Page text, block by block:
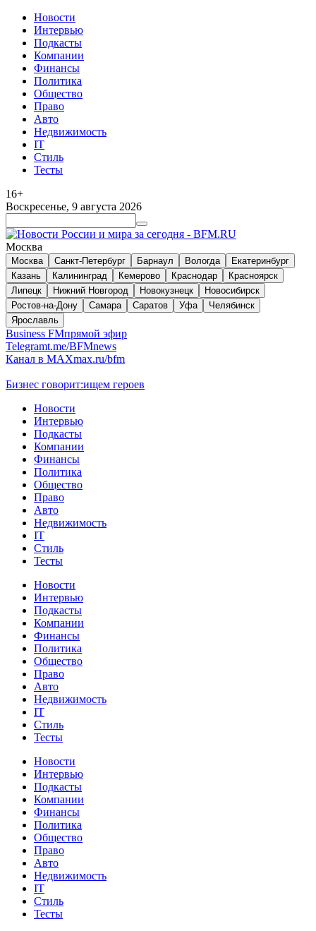
Новости
Интервью
Подкасты
Компании
Финансы
Политика
Общество
Право
Авто
Недвижимость
IT
Стиль
Тесты
16+
Воскресенье, 9 августа 2026
Москва
Москва Санкт-Петербург Барнаул Вологда
Екатеринбург
Казань
Калининград Кемерово Краснодар
Красноярск
Липецк
Нижний Новгород Новокузнецк
Новосибирск
Ростов-на-Дону
Самара Саратов Уфа
Челябинск
Ярославль
Business FMпрямой эфир
Telegramt.me/BFMnews
Канал в MAXmax.ru/bfm
Бизнес говорит:ищем героев
Новости
Интервью
Подкасты
Компании
Финансы
Политика
Общество
Право
Авто
Недвижимость
IT
Стиль
Тесты
Новости
Интервью
Подкасты
Компании
Финансы
Политика
Общество
Право
Авто
Недвижимость
IT
Стиль
Тесты
Новости
Интервью
Подкасты
Компании
Финансы
Политика
Общество
Право
Авто
Недвижимость
IT
Стиль
Тесты